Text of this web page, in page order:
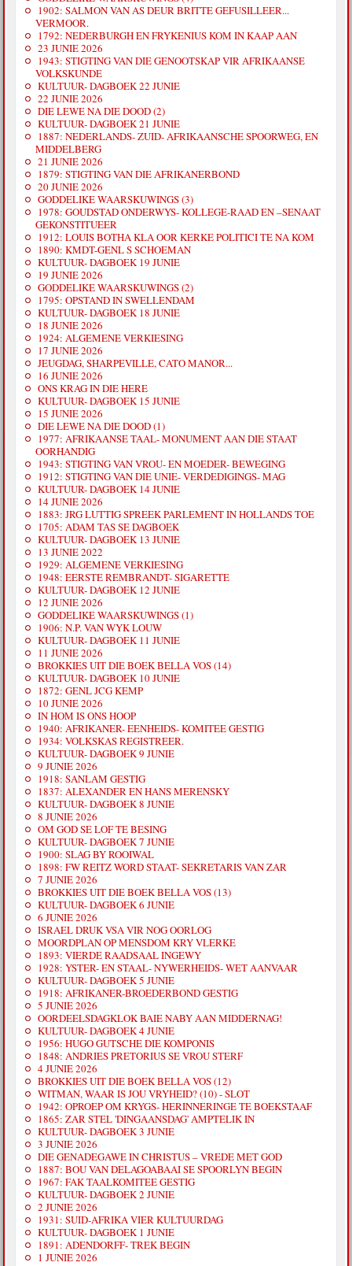
1902: SALMON VAN AS DEUR BRITTE GEFUSILLEER...
VERMOOR.
1792: NEDERBURGH EN FRYKENIUS KOM IN KAAP AAN
23 JUNIE 2026
1943: STIGTING VAN DIE GENOOTSKAP VIR AFRIKAANSE
VOLKSKUNDE
KULTUUR- DAGBOEK 22 JUNIE
22 JUNIE 2026
DIE LEWE NA DIE DOOD (2)
KULTUUR- DAGBOEK 21 JUNIE
1887: NEDERLANDS- ZUID- AFRIKAANSCHE SPOORWEG, EN
MIDDELBERG
21 JUNIE 2026
1879: STIGTING VAN DIE AFRIKANERBOND
20 JUNIE 2026
GODDELIKE WAARSKUWINGS (3)
1978: GOUDSTAD ONDERWYS- KOLLEGE-RAAD EN –SENAAT
GEKONSTITUEER
1912: LOUIS BOTHA KLA OOR KERKE POLITICI TE NA KOM
1890: KMDT-GENL S SCHOEMAN
KULTUUR- DAGBOEK 19 JUNIE
19 JUNIE 2026
GODDELIKE WAARSKUWINGS (2)
1795: OPSTAND IN SWELLENDAM
KULTUUR- DAGBOEK 18 JUNIE
18 JUNIE 2026
1924: ALGEMENE VERKIESING
17 JUNIE 2026
JEUGDAG, SHARPEVILLE, CATO MANOR...
16 JUNIE 2026
ONS KRAG IN DIE HERE
KULTUUR- DAGBOEK 15 JUNIE
15 JUNIE 2026
DIE LEWE NA DIE DOOD (1)
1977: AFRIKAANSE TAAL- MONUMENT AAN DIE STAAT
OORHANDIG
1943: STIGTING VAN VROU- EN MOEDER- BEWEGING
1912: STIGTING VAN DIE UNIE- VERDEDIGINGS- MAG
KULTUUR- DAGBOEK 14 JUNIE
14 JUNIE 2026
1883: JRG LUTTIG SPREEK PARLEMENT IN HOLLANDS TOE
1705: ADAM TAS SE DAGBOEK
KULTUUR- DAGBOEK 13 JUNIE
13 JUNIE 2022
1929: ALGEMENE VERKIESING
1948: EERSTE REMBRANDT- SIGARETTE
KULTUUR- DAGBOEK 12 JUNIE
12 JUNIE 2026
GODDELIKE WAARSKUWINGS (1)
1906: N.P. VAN WYK LOUW
KULTUUR- DAGBOEK 11 JUNIE
11 JUNIE 2026
BROKKIES UIT DIE BOEK BELLA VOS (14)
KULTUUR- DAGBOEK 10 JUNIE
1872: GENL JCG KEMP
10 JUNIE 2026
IN HOM IS ONS HOOP
1940: AFRIKANER- EENHEIDS- KOMITEE GESTIG
1934: VOLKSKAS REGISTREER.
KULTUUR- DAGBOEK 9 JUNIE
9 JUNIE 2026
1918: SANLAM GESTIG
1837: ALEXANDER EN HANS MERENSKY
KULTUUR- DAGBOEK 8 JUNIE
8 JUNIE 2026
OM GOD SE LOF TE BESING
KULTUUR- DAGBOEK 7 JUNIE
1900: SLAG BY ROOIWAL
1898: FW REITZ WORD STAAT- SEKRETARIS VAN ZAR
7 JUNIE 2026
BROKKIES UIT DIE BOEK BELLA VOS (13)
KULTUUR- DAGBOEK 6 JUNIE
6 JUNIE 2026
ISRAEL DRUK VSA VIR NOG OORLOG
MOORDPLAN OP MENSDOM KRY VLERKE
1893: VIERDE RAADSAAL INGEWY
1928: YSTER- EN STAAL- NYWERHEIDS- WET AANVAAR
KULTUUR- DAGBOEK 5 JUNIE
1918: AFRIKANER-BROEDERBOND GESTIG
5 JUNIE 2026
OORDEELSDAGKLOK BAIE NABY AAN MIDDERNAG!
KULTUUR- DAGBOEK 4 JUNIE
1956: HUGO GUTSCHE DIE KOMPONIS
1848: ANDRIES PRETORIUS SE VROU STERF
4 JUNIE 2026
BROKKIES UIT DIE BOEK BELLA VOS (12)
WITMAN, WAAR IS JOU VRYHEID? (10) - SLOT
1942: OPROEP OM KRYGS- HERINNERINGE TE BOEKSTAAF
1865: ZAR STEL 'DINGAANSDAG' AMPTELIK IN
KULTUUR- DAGBOEK 3 JUNIE
3 JUNIE 2026
DIE GENADEGAWE IN CHRISTUS – VREDE MET GOD
1887: BOU VAN DELAGOABAAI SE SPOORLYN BEGIN
1967: FAK TAALKOMITEE GESTIG
KULTUUR- DAGBOEK 2 JUNIE
2 JUNIE 2026
1931: SUID-AFRIKA VIER KULTUURDAG
KULTUUR- DAGBOEK 1 JUNIE
1891: ADENDORFF- TREK BEGIN
1 JUNIE 2026